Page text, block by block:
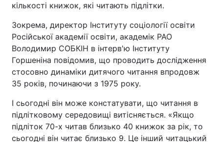
кількості книжок, які читають підлітки.
Зокрема, директор Інституту соціології освіти
Російської академії освіти, академік РАО
Володимир СОБКІН в інтерв'ю Інституту
Горшеніна повідомив, що проводить дослідження
стосовно динаміки дитячого читання впродовж
35 років, починаючи з 1975 року.
І сьогодні він може констатувати, що читання в
підлітковому середовищі витісняється. «Якщо
підліток 70-х читав близько 40 книжок за рік, то
сьогодні він читає близько 9. Це інший читацький